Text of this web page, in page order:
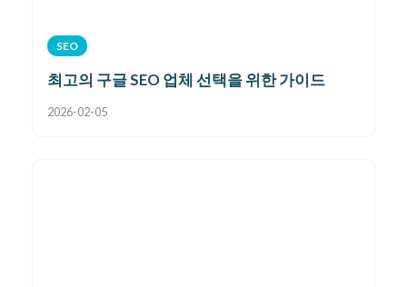
SEO
최고의 구글 SEO 업체 선택을 위한 가이드
2026-02-05